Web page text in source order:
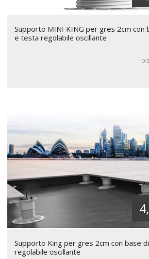
Supporto MINI KING per gres 2cm con
e testa regolabile oscillante
Supporto King per gres 2cm con base
regolabile oscillante